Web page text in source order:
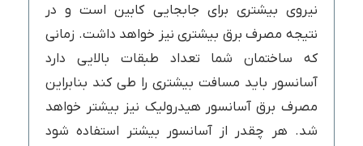
نیروی بیشتری برای جابجایی کابین است و در
نتیجه مصرف برق بیشتری نیز خواهد داشت. زمانی
که ساختمان شما تعداد طبقات بالایی دارد
آسانسور باید مسافت بیشتری را طی کند بنابراین
مصرف برق آسانسور هیدرولیک نیز بیشتر خواهد
شد. هر چقدر از آسانسور بیشتر استفاده شود